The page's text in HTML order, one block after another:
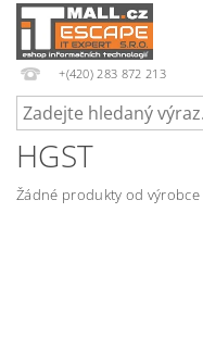
+(420) 283 872 213
HGST
Žádné produkty od výrobce